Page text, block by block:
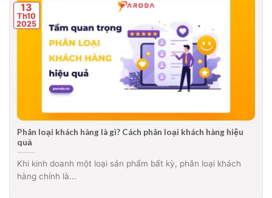
Phân loại khách hàng là gì? Cách phân loại khách hàng hiệu
quả
Khi kinh doanh một loại sản phẩm bất kỳ, phân loại khách
hàng chính là...
13
Th10
2025